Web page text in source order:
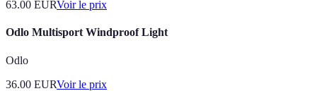
63.00 EURVoir le prix
Odlo Multisport Windproof Light
Odlo
36.00 EURVoir le prix